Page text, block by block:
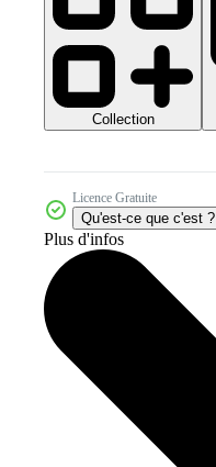
Collection
Licence Gratuite
Qu'est-ce que c'est ?
Plus d'infos